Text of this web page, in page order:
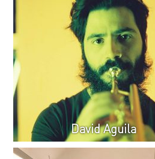
David Aguila